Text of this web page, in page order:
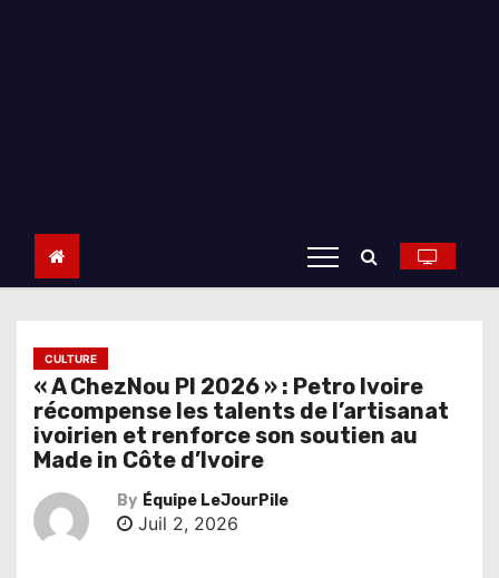
CULTURE
« A ChezNou PI 2026 » : Petro Ivoire
récompense les talents de l’artisanat
ivoirien et renforce son soutien au
Made in Côte d’Ivoire
By Équipe LeJourPile
Juil 2, 2026